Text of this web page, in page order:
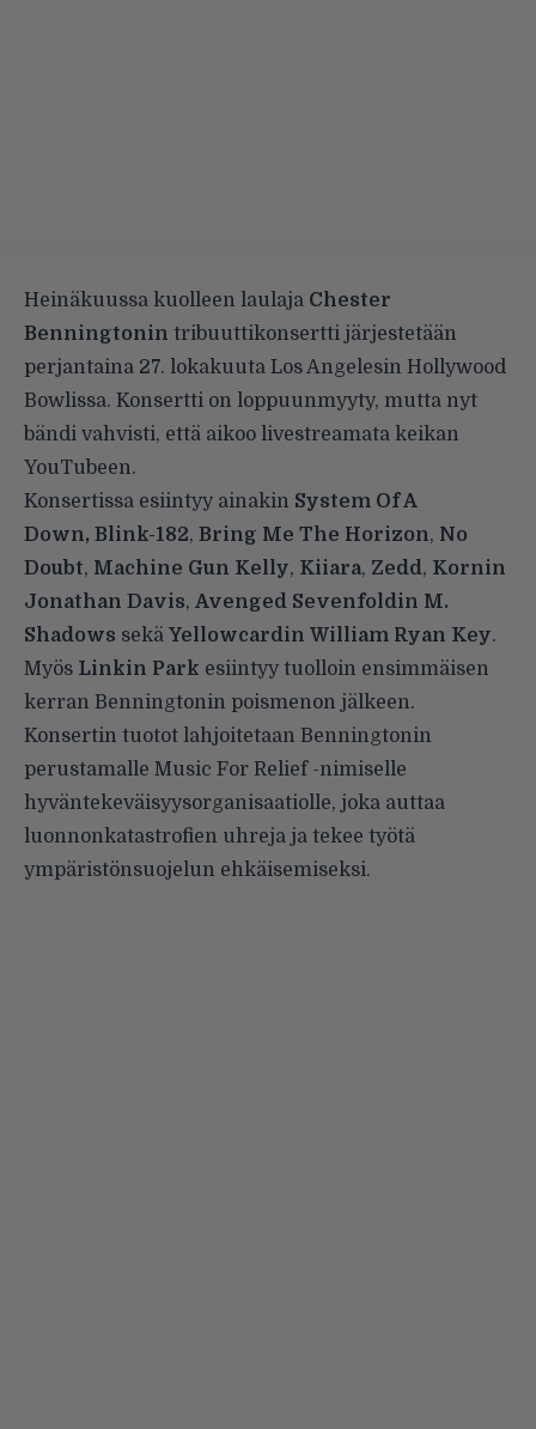
Heinäkuussa kuolleen laulaja Chester
Benningtonin tribuuttikonsertti järjestetään
perjantaina 27. lokakuuta Los Angelesin Hollywood
Bowlissa. Konsertti on loppuunmyyty, mutta nyt
bändi vahvisti, että aikoo livestreamata keikan
YouTubeen.
Konsertissa esiintyy ainakin System Of A
Down, Blink-182, Bring Me The Horizon, No
Doubt, Machine Gun Kelly, Kiiara, Zedd, Kornin
Jonathan Davis, Avenged Sevenfoldin M.
Shadows sekä Yellowcardin William Ryan Key.
Myös Linkin Park esiintyy tuolloin ensimmäisen
kerran Benningtonin poismenon jälkeen.
Konsertin tuotot lahjoitetaan Benningtonin
perustamalle Music For Relief -nimiselle
hyväntekeväisyysorganisaatiolle, joka auttaa
luonnonkatastrofien uhreja ja tekee työtä
ympäristönsuojelun ehkäisemiseksi.